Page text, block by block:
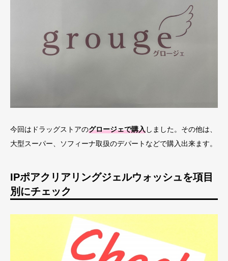
今回はドラッグストアのグロージェで購入しました。その他は、
大型スーパー、ソフィーナ取扱のデパートなどで購入出来ます。
IPポアクリアリングジェルウォッシュを項目
別にチェック